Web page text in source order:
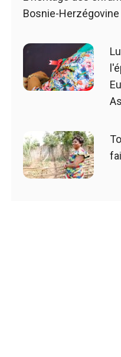
Bosnie-Herzégovine